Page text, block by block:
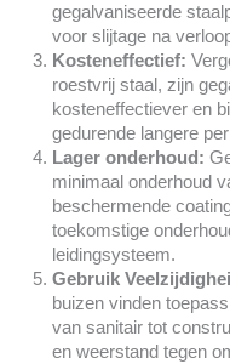
gegalvaniseerde
voor slijtage na
Kosteneffectief:
roestvrij staal, zijn
kosteneffectiever en
gedurende langere
Lager onderhoud:
minimaal onderhoud
beschermende
toekomstige
leidingsysteem.
Gebruik
buizen vinden
van sanitair tot
en weerstand tegen